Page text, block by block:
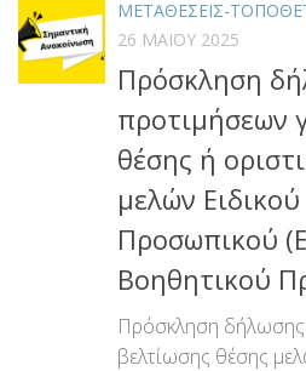
ΜΕΤΑΘΕΣΕΙΣ-
26 ΜΑΪ́ΟΥ 2025
Πρόσκληση
προτιμήσεων
θέσης ή
μελών
Προσωπικού
Βοηθητικού
Πρόσκληση δήλωσης
βελτίωσης θέσης